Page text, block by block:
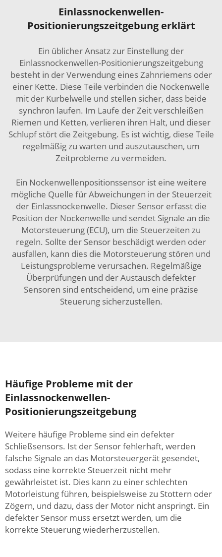
Einlassnockenwellen-
Positionierungszeitgebung erklärt
Ein üblicher Ansatz zur Einstellung der
Einlassnockenwellen-Positionierungszeitgebung
besteht in der Verwendung eines Zahnriemens oder
einer Kette. Diese Teile verbinden die Nockenwelle
mit der Kurbelwelle und stellen sicher, dass beide
synchron laufen. Im Laufe der Zeit verschleißen
Riemen und Ketten, verlieren ihren Halt, und dieser
Schlupf stört die Zeitgebung. Es ist wichtig, diese Teile
regelmäßig zu warten und auszutauschen, um
Zeitprobleme zu vermeiden.
Ein Nockenwellenpositionssensor ist eine weitere
mögliche Quelle für Abweichungen in der Steuerzeit
der Einlassnockenwelle. Dieser Sensor erfasst die
Position der Nockenwelle und sendet Signale an die
Motorsteuerung (ECU), um die Steuerzeiten zu
regeln. Sollte der Sensor beschädigt werden oder
ausfallen, kann dies die Motorsteuerung stören und
Leistungsprobleme verursachen. Regelmäßige
Überprüfungen und der Austausch defekter
Sensoren sind entscheidend, um eine präzise
Steuerung sicherzustellen.
Häufige Probleme mit der
Einlassnockenwellen-
Positionierungszeitgebung
Weitere häufige Probleme sind ein defekter
Schließsensors. Ist der Sensor fehlerhaft, werden
falsche Signale an das Motorsteuergerät gesendet,
sodass eine korrekte Steuerzeit nicht mehr
gewährleistet ist. Dies kann zu einer schlechten
Motorleistung führen, beispielsweise zu Stottern oder
Zögern, und dazu, dass der Motor nicht anspringt. Ein
defekter Sensor muss ersetzt werden, um die
korrekte Steuerung wiederherzustellen.